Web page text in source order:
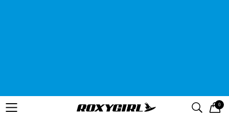
메뉴 검색
로고 0